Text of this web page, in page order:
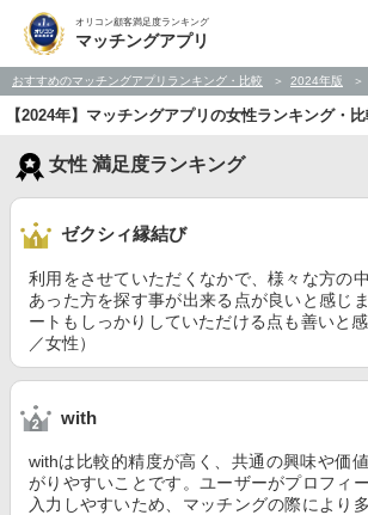
オリコン顧客満足度ランキング
マッチングアプリ
おすすめのマッチングアプリランキング・比較 2024年版
【2024年】マッチングアプリの女性ランキング・
女性 満足度ランキング
ゼクシィ縁結び
利用をさせていただくなかで、様々な方の
あった方を探す事が出来る点が良いと感じ
ートもしっかりしていただける点も善いと
／女性）
with
withは比較的精度が高く、共通の興味や価
がりやすいことです。ユーザーがプロフィ
入力しやすいため、マッチングの際により